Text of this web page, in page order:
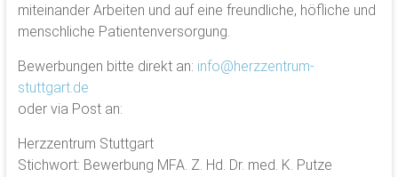
miteinander Arbeiten und auf eine freundliche, höfliche und
menschliche Patientenversorgung.
Bewerbungen bitte direkt an: info@herzzentrum-
stuttgart.de
oder via Post an:
Herzzentrum Stuttgart
Stichwort: Bewerbung MFA. Z. Hd. Dr. med. K. Putze